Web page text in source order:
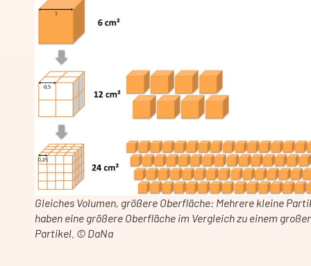
Gleiches Volumen, größere Oberfläche: Mehrere kleine
haben eine größere Oberfläche im Vergleich zu einem
Partikel. © DaNa